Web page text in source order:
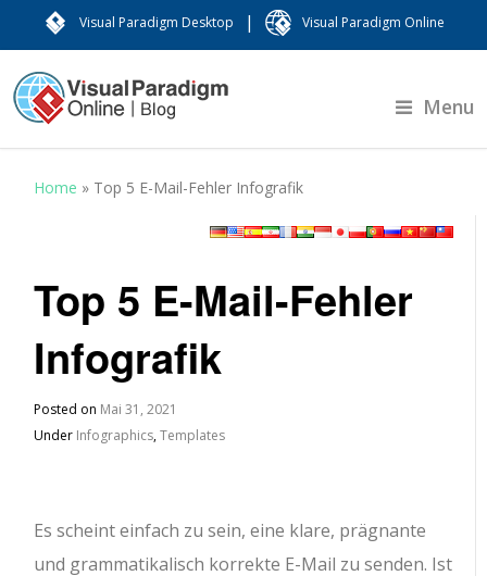
Visual Paradigm Desktop | Visual Paradigm Online
Menu
Home » Top 5 E-Mail-Fehler Infografik
Top 5 E-Mail-Fehler
Infografik
Posted on Mai 31, 2021
Under Infographics,Templates
Es scheint einfach zu sein, eine klare, prägnante
und grammatikalisch korrekte E-Mail zu senden. Ist